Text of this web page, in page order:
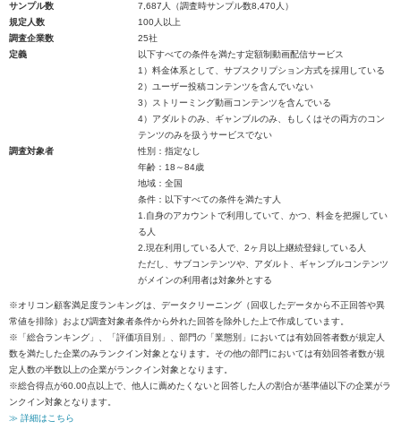
サンプル数
7,687人（調査時サンプル数8,470人）
規定人数
100人以上
調査企業数
25社
定義
以下すべての条件を満たす定額制動画配信サービス
1）料金体系として、サブスクリプション方式を採用している
2）ユーザー投稿コンテンツを含んでいない
3）ストリーミング動画コンテンツを含んでいる
4）アダルトのみ、ギャンブルのみ、もしくはその両方のコン
テンツのみを扱うサービスでない
調査対象者
性別：指定なし
年齢：18～84歳
地域：全国
条件：以下すべての条件を満たす人
1.自身のアカウントで利用していて、かつ、料金を把握してい
る人
2.現在利用している人で、2ヶ月以上継続登録している人
ただし、サブコンテンツや、アダルト、ギャンブルコンテンツ
がメインの利用者は対象外とする
※オリコン顧客満足度ランキングは、データクリーニング（回収したデータから不正回答や異
常値を排除）および調査対象者条件から外れた回答を除外した上で作成しています。
※「総合ランキング」、「評価項目別」、部門の「業態別」においては有効回答者数が規定人
数を満たした企業のみランクイン対象となります。その他の部門においては有効回答者数が規
定人数の半数以上の企業がランクイン対象となります。
※総合得点が60.00点以上で、他人に薦めたくないと回答した人の割合が基準値以下の企業がラ
ンクイン対象となります。
≫ 詳細はこちら